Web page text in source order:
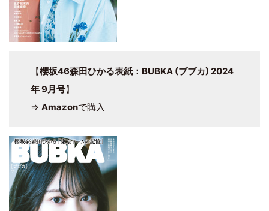
【櫻坂46森田ひかる表紙：BUBKA (ブブカ) 2024
年 9月号】
⇒ Amazonで購入